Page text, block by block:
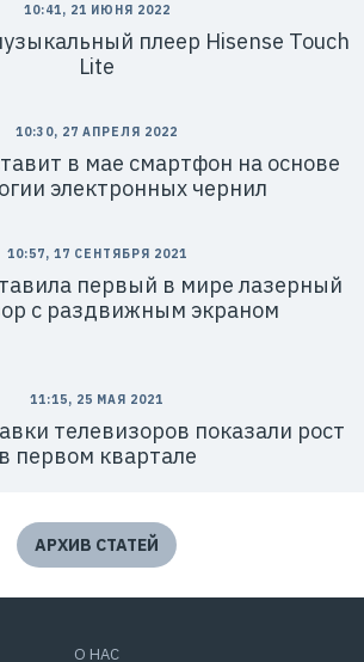
10:41, 21 ИЮНЯ 2022
плеер Hisense Touch
Lite
10:30, 27 АПРЕЛЯ 2022
в мае смартфон на основе
электронных чернил
10:57, 17 СЕНТЯБРЯ 2021
первый в мире лазерный
с раздвижным экраном
11:15, 25 МАЯ 2021
телевизоров показали рост
в первом квартале
АРХИВ СТАТЕЙ
О НАС